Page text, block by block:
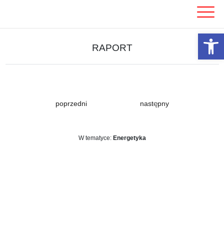
RAPORT
poprzedni następny
W tematyce: Energetyka